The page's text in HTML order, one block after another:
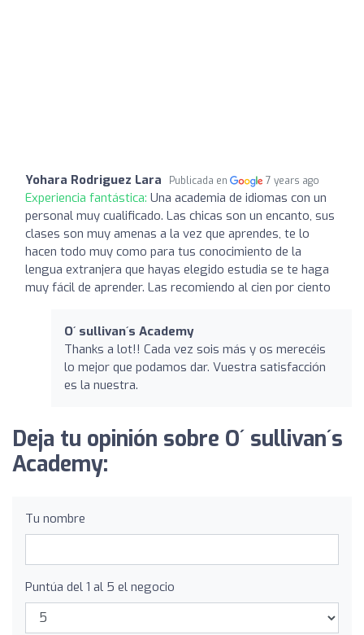
Yohara Rodriguez Lara Publicada en 7 years ago
Experiencia fantástica: Una academia de idiomas con un
personal muy cualificado. Las chicas son un encanto, sus
clases son muy amenas a la vez que aprendes, te lo
hacen todo muy como para tus conocimiento de la
lengua extranjera que hayas elegido estudia se te haga
muy fácil de aprender. Las recomiendo al cien por ciento
O´ sullivan´s Academy
Thanks a lot!! Cada vez sois más y os merecéis
lo mejor que podamos dar. Vuestra satisfacción
es la nuestra.
Deja tu opinión sobre O´ sullivan´s
Academy:
Tu nombre
Puntúa del 1 al 5 el negocio